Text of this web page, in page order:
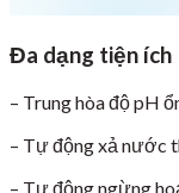
Đa dạng tiện ích
– Trung hòa độ pH
– Tự động xả nước
– Tự động ngừng